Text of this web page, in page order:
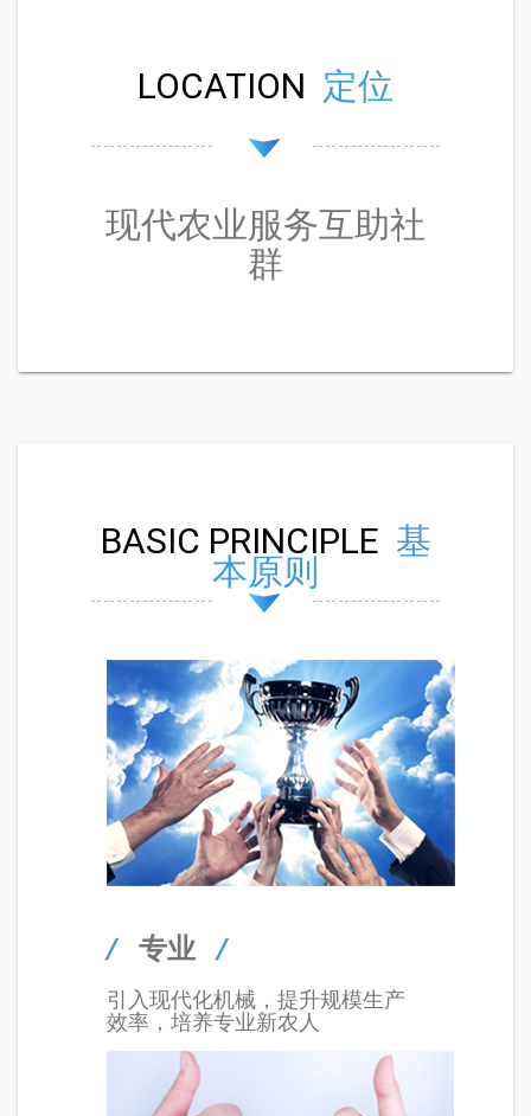
LOCATION 定位
现代农业服务互助社
群
BASIC PRINCIPLE 基
本原则
/专业/
引入现代化机械，提升规模生产
效率，培养专业新农人